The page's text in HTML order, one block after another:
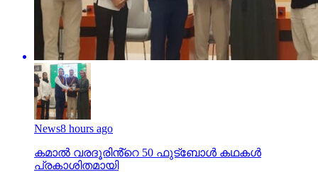
News8 hours ago
കമാൽ വരദൂരിൻ്റെ 50 ഫുട്ബോൾ കഥകൾ
പ്രകാശിതമായി